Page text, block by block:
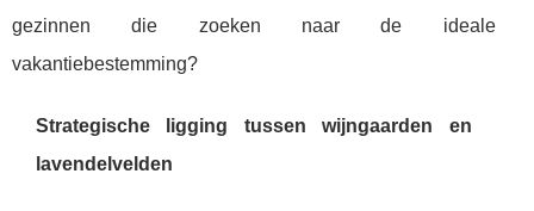
gezinnen die zoeken naar de ideale
vakantiebestemming?
Strategische ligging tussen wijngaarden en
lavendelvelden